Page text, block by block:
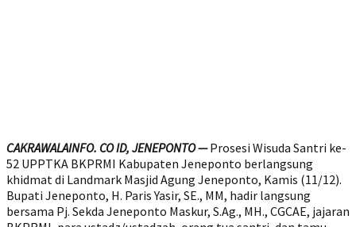
CAKRAWALAINFO. CO ID, JENEPONTO —Prosesi Wisuda Santri ke-
52 UPPTKA BKPRMI Kabupaten Jeneponto berlangsung
khidmat di Landmark Masjid Agung Jeneponto, Kamis (11/12).
Bupati Jeneponto, H. Paris Yasir, SE., MM, hadir langsung
bersama Pj. Sekda Jeneponto Maskur, S.Ag., MH., CGCAE, jajaran